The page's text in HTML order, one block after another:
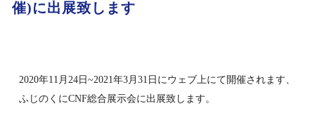
催)に出展致します
2020年11月24日~2021年3月31日にウェブ上にて開催されます、
ふじのくにCNF総合展示会に出展致します。